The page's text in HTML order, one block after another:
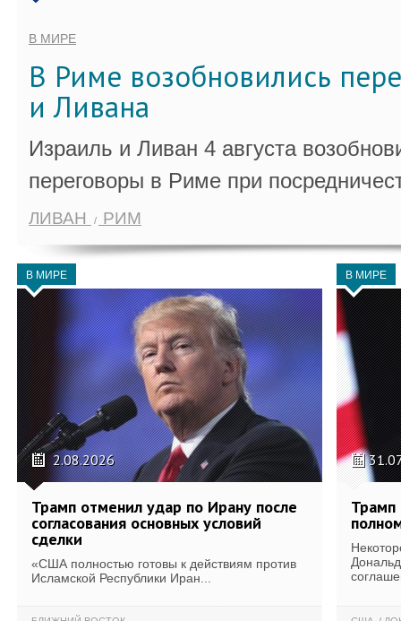
В МИРЕ
В Риме возобновились
и Ливана
Израиль и Ливан 4 августа
переговоры в Риме при
ЛИВАН РИМ
В МИРЕ
2.08.2026
Трамп отменил удар по Ирану после
согласования основных условий
сделки
«США полностью готовы к действиям против
Исламской Республики Иран...
В МИРЕ
Трамп